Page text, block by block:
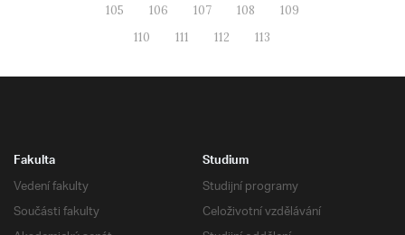
105
106 107 108
109
110
111 112 113
Fakulta
Vedení fakulty
Součásti fakulty
Studium
Studijní programy
Celoživotní vzdělávání